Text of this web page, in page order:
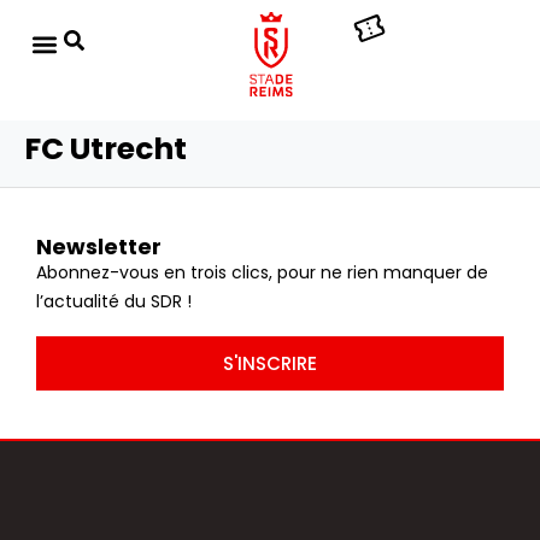
FC Utrecht
Newsletter
Abonnez-vous en trois clics, pour ne rien manquer de
l’actualité du SDR !
S'INSCRIRE